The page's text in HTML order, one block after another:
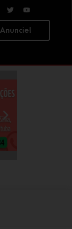
Anuncie!